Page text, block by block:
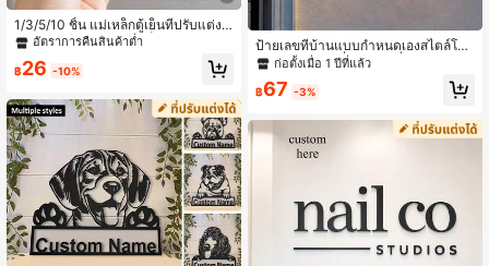
1/3/5/10 ชิ้น แม่เหล็กตู้เย็นที่ปรับแต่งไ
ด้ สามารถพิมพ์ดีไซน์ใดก็ได้ เหมาะสำห
สำนักงานและตู้ครัว เหมาะสำหรับหลา
ญสำหรับเธอ ของขวัญสำหรับเขา ของข
วัญสำหรับแม่ ของขวัญสำหรับเพื่อน กา
รตกแต่งบ้าน การตกแต่ง ของขวัญที่ปรั
บแต่งได้ ของขวัญที่ปรับแต่ง
อัตราการคืนสินค้าต่ำ
฿26 -10%
ป้ายเลขที่บ้านแบบกำหนดเองสไตล์โมเ
ดิร์น - ป้ายเลขที่บ้านและที่อยู่สีดำ - ป้า
ก่อตั้งเมื่อ 1 ปีที่แล้ว
฿67 -3%